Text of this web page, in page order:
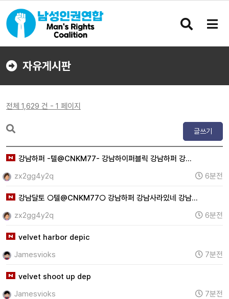
검
버
메
버
자유게시판
전체 1,629 건 - 1 페이지
글쓰기
강남하퍼 -텔@CNKM77- 강남하이퍼블릭 강남하퍼 강…
zx2gg4y2q
6분전
강남달토 ○텔@CNKM77○ 강남하퍼 강남사라있네 강남…
zx2gg4y2q
6분전
velvet harbor depic
Jamesvioks
7분전
velvet shoot up dep
Jamesvioks
7분전